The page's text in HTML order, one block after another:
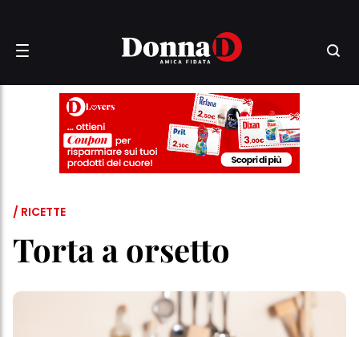
/ RICETTE
Torta a orsetto